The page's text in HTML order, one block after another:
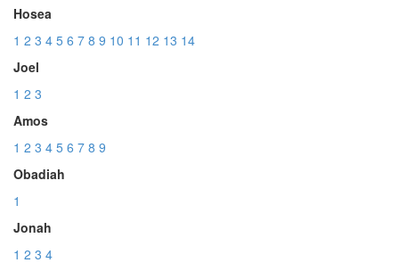
Hosea
1 2 3 4 5 6 7 8 9 10 11 12 13 14
Joel
1 2 3
Amos
1 2 3 4 5 6 7 8 9
Obadiah
1
Jonah
1 2 3 4